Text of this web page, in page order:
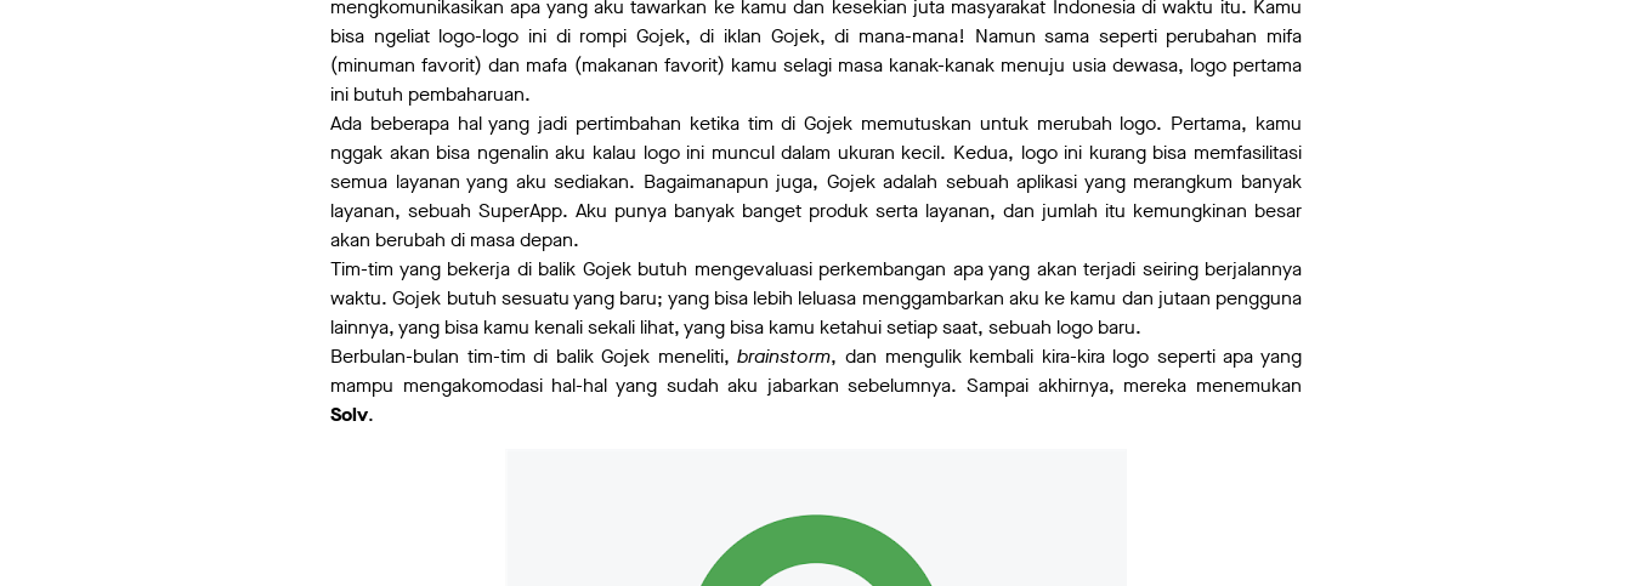
mengkomunikasikan apa yang aku tawarkan ke kamu dan kesekian juta masyarakat Indonesia di waktu itu. Kamu
bisa ngeliat logo-logo ini di rompi Gojek, di iklan Gojek, di mana-mana! Namun sama seperti perubahan mifa
(minuman favorit) dan mafa (makanan favorit) kamu selagi masa kanak-kanak menuju usia dewasa, logo pertama
ini butuh pembaharuan.
Ada beberapa hal yang jadi pertimbahan ketika tim di Gojek memutuskan untuk merubah logo. Pertama, kamu
nggak akan bisa ngenalin aku kalau logo ini muncul dalam ukuran kecil. Kedua, logo ini kurang bisa memfasilitasi
semua layanan yang aku sediakan. Bagaimanapun juga, Gojek adalah sebuah aplikasi yang merangkum banyak
layanan, sebuah SuperApp. Aku punya banyak banget produk serta layanan, dan jumlah itu kemungkinan besar
akan berubah di masa depan.
Tim-tim yang bekerja di balik Gojek butuh mengevaluasi perkembangan apa yang akan terjadi seiring berjalannya
waktu. Gojek butuh sesuatu yang baru; yang bisa lebih leluasa menggambarkan aku ke kamu dan jutaan pengguna
lainnya, yang bisa kamu kenali sekali lihat, yang bisa kamu ketahui setiap saat, sebuah logo baru.
Berbulan-bulan tim-tim di balik Gojek meneliti, brainstorm, dan mengulik kembali kira-kira logo seperti apa yang
mampu mengakomodasi hal-hal yang sudah aku jabarkan sebelumnya. Sampai akhirnya, mereka menemukan
Solv.